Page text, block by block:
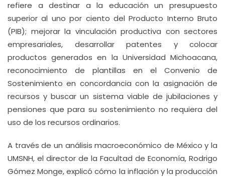
refiere a destinar a la educación un presupuesto
superior al uno por ciento del Producto Interno Bruto
(PIB); mejorar la vinculación productiva con sectores
empresariales, desarrollar patentes y colocar
productos generados en la Universidad Michoacana,
reconocimiento de plantillas en el Convenio de
Sostenimiento en concordancia con la asignación de
recursos y buscar un sistema viable de jubilaciones y
pensiones que para su sostenimiento no requiera del
uso de los recursos ordinarios.
A través de un análisis macroeconómico de México y la
UMSNH, el director de la Facultad de Economía, Rodrigo
Gómez Monge, explicó cómo la inflación y la producción